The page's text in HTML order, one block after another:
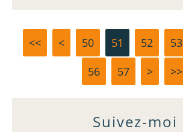
<< < 10
20
30
40
50 51 52 53
56
57 > >>
Suivez-moi